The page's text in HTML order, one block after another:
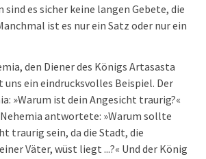
es sicher keine langen Gebete, die
ist es nur ein Satz oder nur ein
den Diener des Königs Artasasta
uns ein eindrucksvolles Beispiel. Der
»Warum ist dein Angesicht traurig?«
Nehemia antwortete: »Warum sollte
traurig sein, da die Stadt, die
Väter, wüst liegt ...?« Und der König